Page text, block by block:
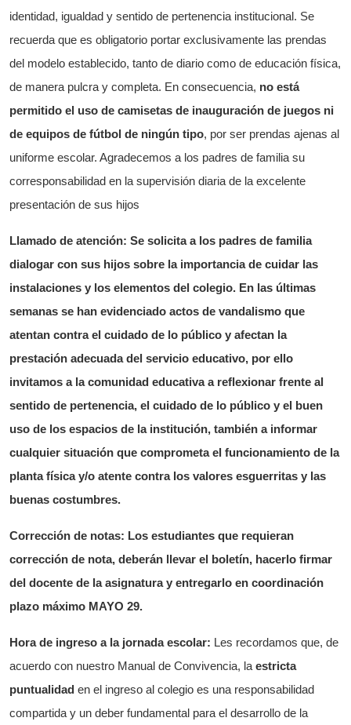
identidad, igualdad y sentido de pertenencia institucional. Se
recuerda que es obligatorio portar exclusivamente las prendas
del modelo establecido, tanto de diario como de educación física,
de manera pulcra y completa. En consecuencia, no está
permitido el uso de camisetas de inauguración de juegos ni
de equipos de fútbol de ningún tipo, por ser prendas ajenas al
uniforme escolar. Agradecemos a los padres de familia su
corresponsabilidad en la supervisión diaria de la excelente
presentación de sus hijos
Llamado de atención: Se solicita a los padres de familia
dialogar con sus hijos sobre la importancia de cuidar las
instalaciones y los elementos del colegio. En las últimas
semanas se han evidenciado actos de vandalismo que
atentan contra el cuidado de lo público y afectan la
prestación adecuada del servicio educativo, por ello
invitamos a la comunidad educativa a reflexionar frente al
sentido de pertenencia, el cuidado de lo público y el buen
uso de los espacios de la institución, también a informar
cualquier situación que comprometa el funcionamiento de la
planta física y/o atente contra los valores esguerritas y las
buenas costumbres.
Corrección de notas: Los estudiantes que requieran
corrección de nota, deberán llevar el boletín, hacerlo firmar
del docente de la asignatura y entregarlo en coordinación
plazo máximo MAYO 29.
Hora de ingreso a la jornada escolar: Les recordamos que, de
acuerdo con nuestro Manual de Convivencia, la estricta
puntualidad en el ingreso al colegio es una responsabilidad
compartida y un deber fundamental para el desarrollo de la